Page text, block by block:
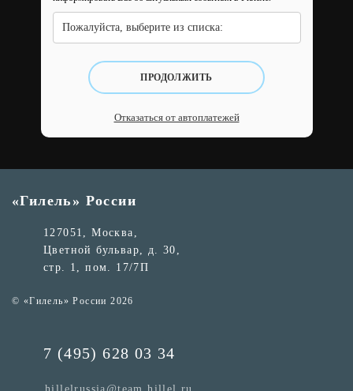
Пожалуйста, выберите из списка:
ПРОДОЛЖИТЬ
Отказаться от автоплатежей
«Гилель» России
127051, Москва,
Цветной бульвар, д. 30,
стр. 1, пом. 17/7П
© «Гилель» России 2026
7 (495) 628 03 34